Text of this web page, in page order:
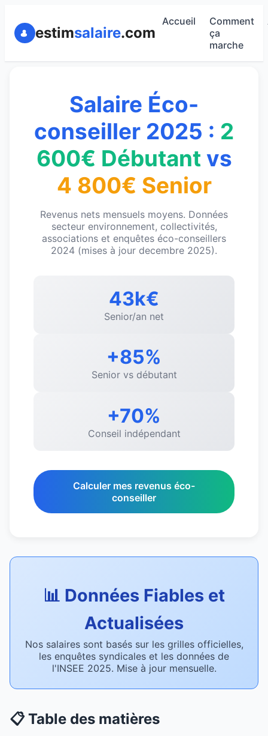
estimsalaire.com
Accueil
Comment
ça
marche
Salaire Éco-
conseiller 2025 : 2
600€ Débutant vs
4 800€ Senior
Revenus nets mensuels moyens. Données
secteur environnement, collectivités,
associations et enquêtes éco-conseillers
2024 (mises à jour decembre 2025).
43k€
Senior/an net
+85%
Senior vs débutant
+70%
Conseil indépendant
Calculer mes revenus éco-
conseiller
📊 Données Fiables et
Actualisées
Nos salaires sont basés sur les grilles officielles,
les enquêtes syndicales et les données de
l'INSEE 2025. Mise à jour mensuelle.
📋 Table des matières